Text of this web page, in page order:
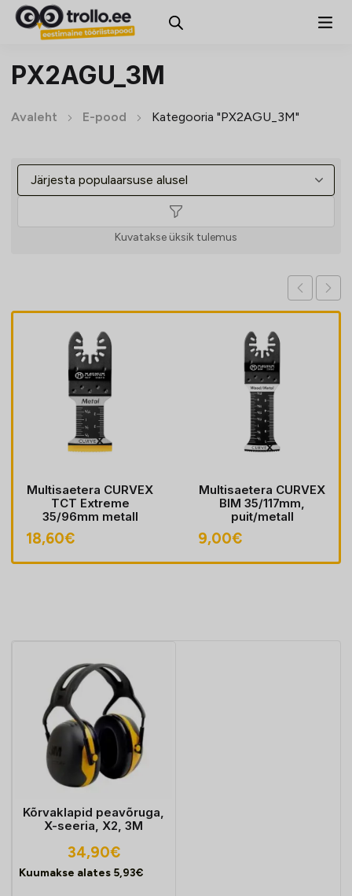
PX2AGU_3M
Avaleht E-pood Kategooria "PX2AGU_3M"
Kuvatakse üksik tulemus
Multisaetera CURVEX
TCT Extreme
35/96mm metall
18,60€
Multisaetera CURVEX
BIM 35/117mm,
puit/metall
9,00€
Kõrvaklapid peavõruga,
X-seeria, X2, 3M
34,90€
Kuumakse alates 5,93€